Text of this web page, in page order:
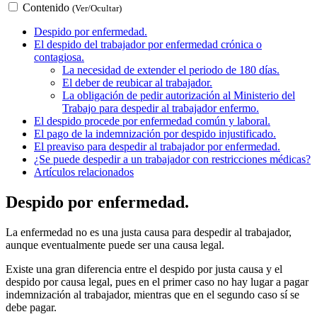
Contenido (Ver/Ocultar)
Despido por enfermedad.
El despido del trabajador por enfermedad crónica o
contagiosa.
La necesidad de extender el periodo de 180 días.
El deber de reubicar al trabajador.
La obligación de pedir autorización al Ministerio del
Trabajo para despedir al trabajador enfermo.
El despido procede por enfermedad común y laboral.
El pago de la indemnización por despido injustificado.
El preaviso para despedir al trabajador por enfermedad.
¿Se puede despedir a un trabajador con restricciones médicas?
Artículos relacionados
Despido por enfermedad.
La enfermedad no es una justa causa para despedir al trabajador,
aunque eventualmente puede ser una causa legal.
Existe una gran diferencia entre el despido por justa causa y el
despido por causa legal, pues en el primer caso no hay lugar a pagar
indemnización al trabajador, mientras que en el segundo caso sí se
debe pagar.